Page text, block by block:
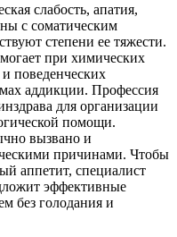
слабость, апатия,
с соматическим
степени ее тяжести.
при химических
и поведенческих
аддикции. Профессия
для организации
помощи.
вызвано и
причинами. Чтобы
аппетит, специалист
эффективные
без голодания и